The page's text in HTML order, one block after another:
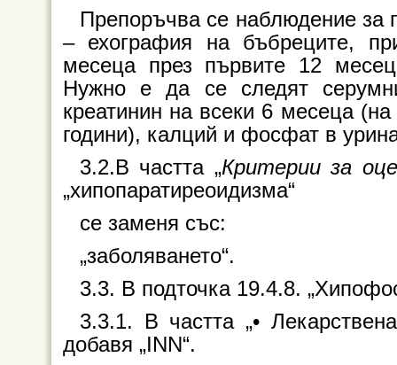
Препоръчва се наблюдение за
– ехография на бъбреците,
месеца през първите 12
Нужно е да се следят
креатинин на всеки 6 месеца
години), калций и фосфат в
3.2.В частта „Критерии за
„хипопаратиреоидизма“
се заменя със:
„заболяването“.
3.3. В подточка 19.4.8.
3.3.1. В частта „•
добавя „INN“.